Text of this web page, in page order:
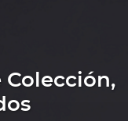
Colección,